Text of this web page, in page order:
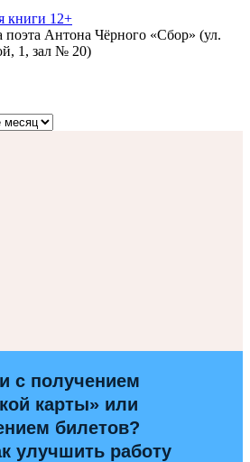
книги 12+
поэта Антона Чёрного «Сбор» (ул.
1, зал № 20)
с получением
карты» или
билетов?
улучшить работу